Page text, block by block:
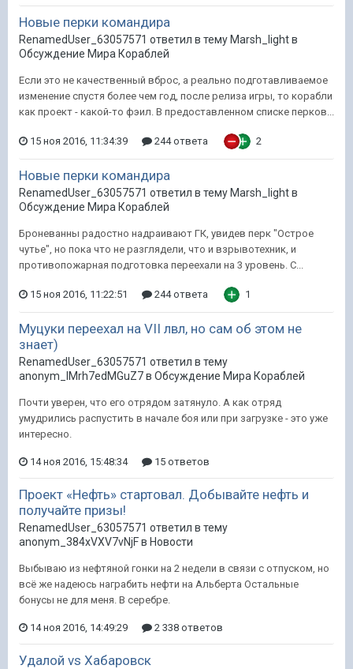
Новые перки командира
RenamedUser_63057571 ответил в тему Marsh_light в
Обсуждение Мира Кораблей
Если это не качественный вброс, а реально подготавливаемое
изменение спустя более чем год, после релиза игры, то корабли
как проект - какой-то фэил. В предоставленном списке перков...
15 ноя 2016, 11:34:39 244 ответа 2
Новые перки командира
RenamedUser_63057571 ответил в тему Marsh_light в
Обсуждение Мира Кораблей
Броневанны радостно надраивают ГК, увидев перк "Острое
чутье", но пока что не разглядели, что и взрывотехник, и
противопожарная подготовка переехали на 3 уровень. С...
15 ноя 2016, 11:22:51 244 ответа 1
Муцуки переехал на VII лвл, но сам об этом не
знает)
RenamedUser_63057571 ответил в тему
anonym_lMrh7edMGuZ7 в Обсуждение Мира Кораблей
Почти уверен, что его отрядом затянуло. А как отряд
умудрились распустить в начале боя или при загрузке - это уже
интересно.
14 ноя 2016, 15:48:34 15 ответов
Проект «Нефть» стартовал. Добывайте нефть и
получайте призы!
RenamedUser_63057571 ответил в тему
anonym_384xVXV7vNjF в Новости
Выбываю из нефтяной гонки на 2 недели в связи с отпуском, но
всё же надеюсь награбить нефти на Альберта Остальные
бонусы не для меня. В серебре.
14 ноя 2016, 14:49:29 2 338 ответов
Удалой vs Хабаровск